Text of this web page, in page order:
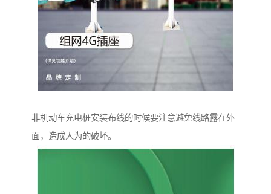
非机动车充电桩安装布线的时候要注意避免线路露在外
面，造成人为的破坏。